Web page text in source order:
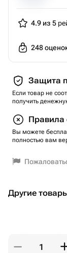
4.9 из 5
248
Защита
Если товар не
получить
Правила
Вы можете
полностью вам
Другие